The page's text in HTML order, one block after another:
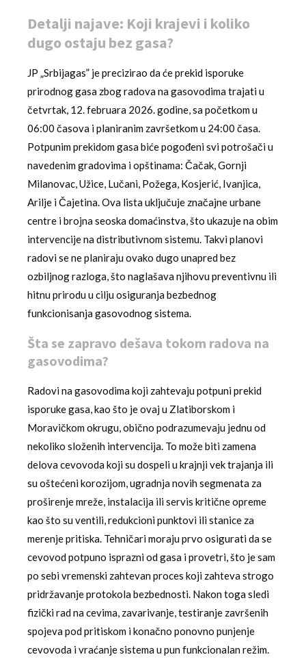
Detalji najave: Koji krajevi i koliko
dugo ostaju bez gasa?
JP „Srbijagas” je precizirao da će prekid isporuke
prirodnog gasa zbog radova na gasovodima trajati u
četvrtak, 12. februara 2026. godine, sa početkom u
06:00 časova i planiranim završetkom u 24:00 časa.
Potpunim prekidom gasa biće pogođeni svi potrošači u
navedenim gradovima i opštinama: Čačak, Gornji
Milanovac, Užice, Lučani, Požega, Kosjerić, Ivanjica,
Arilje i Čajetina. Ova lista uključuje značajne urbane
centre i brojna seoska domaćinstva, što ukazuje na obim
intervencije na distributivnom sistemu. Takvi planovi
radovi se ne planiraju ovako dugo unapred bez
ozbiljnog razloga, što naglašava njihovu preventivnu ili
hitnu prirodu u cilju osiguranja bezbednog
funkcionisanja gasovodnog sistema.
Šta se zapravo dešava tokom radova na
gasovodima?
Radovi na gasovodima koji zahtevaju potpuni prekid
isporuke gasa, kao što je ovaj u Zlatiborskom i
Moravičkom okrugu, obično podrazumevaju jednu od
nekoliko složenih intervencija. To može biti zamena
delova cevovoda koji su dospeli u krajnji vek trajanja ili
su oštećeni korozijom, ugradnja novih segmenata za
proširenje mreže, instalacija ili servis kritične opreme
kao što su ventili, redukcioni punktovi ili stanice za
merenje pritiska. Tehničari moraju prvo osigurati da se
cevovod potpuno isprazni od gasa i provetri, što je sam
po sebi vremenski zahtevan proces koji zahteva strogo
pridržavanje protokola bezbednosti. Nakon toga sledi
fizički rad na cevima, zavarivanje, testiranje završenih
spojeva pod pritiskom i konačno ponovno punjenje
cevovoda i vraćanje sistema u pun funkcionalan režim.